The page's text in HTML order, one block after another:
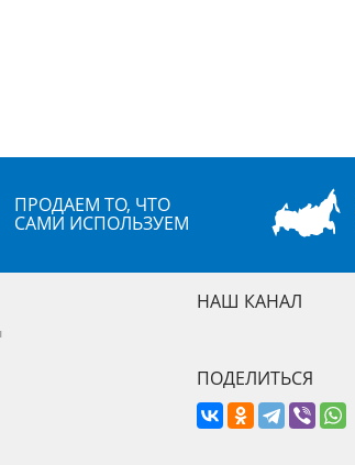
ПРОДАЕМ ТО, ЧТО
САМИ ИСПОЛЬЗУЕМ
НАШ КАНАЛ
ПОДЕЛИТЬСЯ